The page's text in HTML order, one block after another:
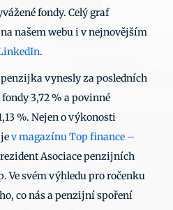
fondy. Celý graf
našem webu i v nejnovějším
.
vynesly za posledních
3,72 % a povinné
%. Nejen o výkonosti
v magazínu Top finance –
Asociace penzijních
Ve svém výhledu pro ročenku
co nás a penzijní spoření